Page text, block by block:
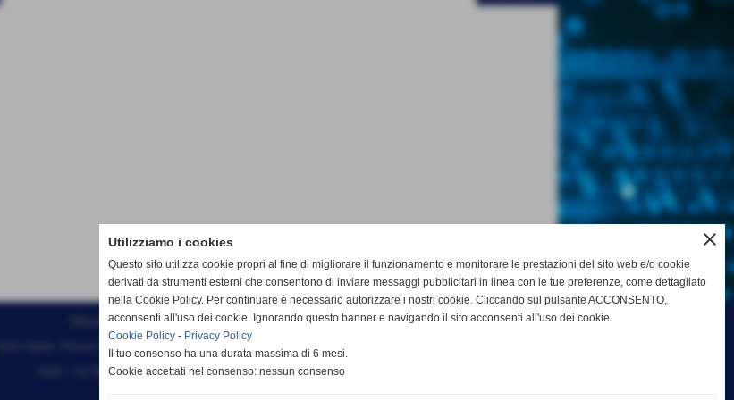
Effesystem di Fabio Favati
Sede legale -Piazza Carducci 18 55045 Pietrasanta (LU)
Sede - Via Ottorino Ciabattini Viareggio
close
Utilizziamo i cookies
Questo sito utilizza cookie propri al fine di migliorare il funzionamento e monitorare le prestazioni del sito web e/o cookie
derivati da strumenti esterni che consentono di inviare messaggi pubblicitari in linea con le tue preferenze, come dettagliato
nella Cookie Policy. Per continuare è necessario autorizzare i nostri cookie. Cliccando sul pulsante ACCONSENTO,
acconsenti all'uso dei cookie. Ignorando questo banner e navigando il sito acconsenti all'uso dei cookie.
Cookie Policy - Privacy Policy
Il tuo consenso ha una durata massima di 6 mesi.
Cookie accettati nel consenso: nessun consenso